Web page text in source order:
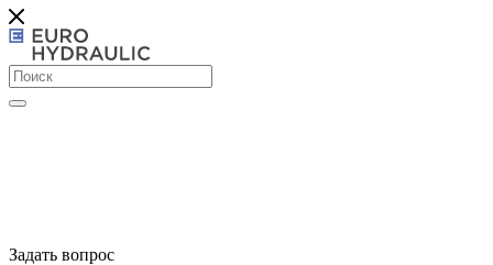
Задать вопрос